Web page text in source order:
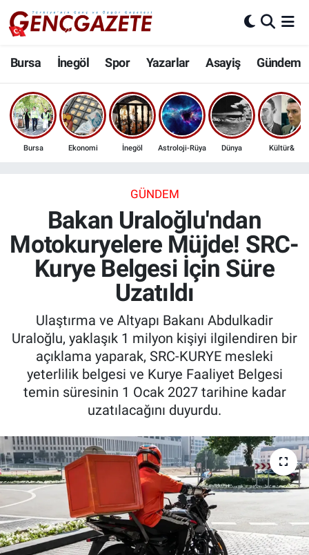
Bursa İnegöl Spor Yazarlar Asayiş Gündem
Bursa Ekonomi İnegöl Astroloji-Rüya Dünya Kültür&
GÜNDEM
Bakan Uraloğlu'ndan
Motokuryelere Müjde! SRC-
Kurye Belgesi İçin Süre
Uzatıldı
Ulaştırma ve Altyapı Bakanı Abdulkadir
Uraloğlu, yaklaşık 1 milyon kişiyi ilgilendiren bir
açıklama yaparak, SRC-KURYE mesleki
yeterlilik belgesi ve Kurye Faaliyet Belgesi
temin süresinin 1 Ocak 2027 tarihine kadar
uzatılacağını duyurdu.
Bursa
İnegöl
3.SAYFA
Ekonomi
Güncel
Kadın & Aile
Kültür & Sanat
Siyaset
Teknoloji
Yazarlar
Astroloji-Rüya
Nöbetçi Eczaneler
Hava Durumu
Trafik Durumu
Son Dakika Haberleri
Haber Arşivi